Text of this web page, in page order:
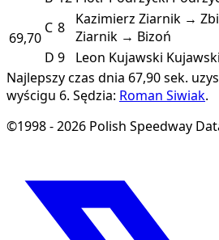
69,70
C 8
Kazimierz Ziarnik →
Ziarnik → Bizoń
D 9 Leon Kujawski Kujawski
Najlepszy czas dnia 67,90 sek.
wyścigu 6. Sędzia: Roman Siwiak.
©1998 - 2026 Polish Speedway